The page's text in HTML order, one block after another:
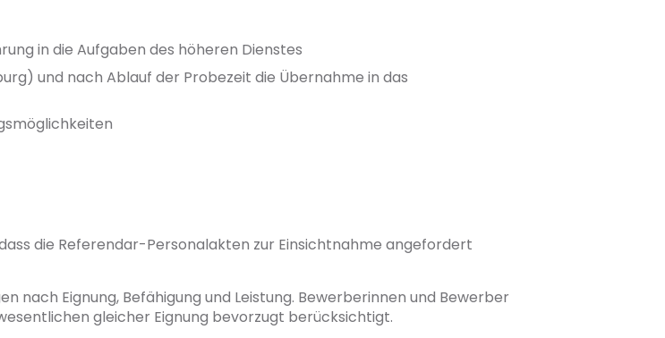
in die Aufgaben des höheren Dienstes
und nach Ablauf der Probezeit die Übernahme in das
die Referendar-Personalakten zur Einsichtnahme angefordert
nach Eignung, Befähigung und Leistung. Bewerberinnen und Bewerber
gleicher Eignung bevorzugt berücksichtigt.